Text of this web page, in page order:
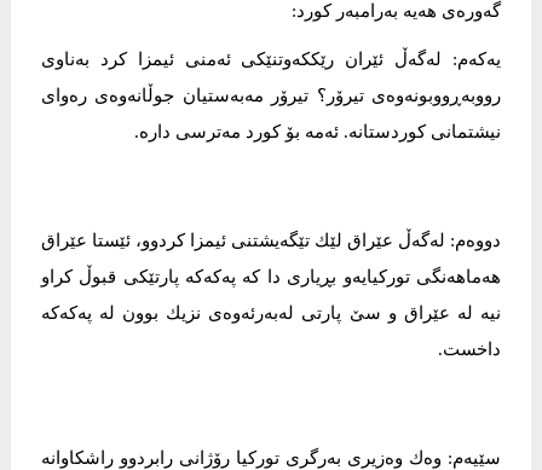
گەورەی هەیە بەرامبەر كورد:
یەكەم: لەگەڵ ئێران رێككەوتنێكی ئەمنی ئیمزا كرد بەناوی
رووبەڕووبونەوەی تیرۆر؟ تیرۆر مەبەستیان جوڵانەوەی رەوای
نیشتمانی كوردستانە. ئەمە بۆ كورد مەترسی دارە.
دووەم: لەگەڵ عێراق لێك تێگەیشتنی ئیمزا كردوو، ئێستا عێراق
هەماهەنگی توركیایەو بڕیاری دا كە پەكەكە پارتێكی قبوڵ كراو
نیە لە عێراق و سێ پارتی لەبەرئەوەی نزیك بوون لە پەكەكە
داخست.
سێیەم: وەك وەزیری بەرگری توركیا رۆژانی رابردوو راشكاوانە